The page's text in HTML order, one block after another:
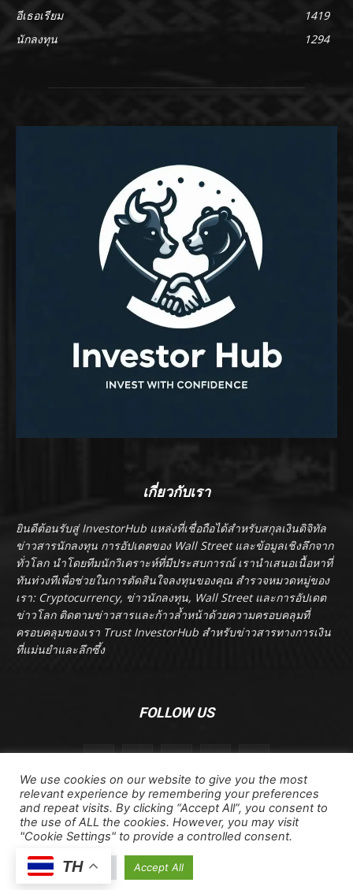
อีเธอเรียม
1419
นักลงทุน
1294
เกี่ยวกับเรา
ยินดีต้อนรับสู่ InvestorHub แหล่งที่เชื่อถือได้สำหรับสกุลเงินดิจิทัล
ข่าวสารนักลงทุน การอัปเดตของ Wall Street และข้อมูลเชิงลึกจาก
ทั่วโลก นำโดยทีมนักวิเคราะห์ที่มีประสบการณ์ เรานำเสนอเนื้อหาที่
ทันท่วงทีเพื่อช่วยในการตัดสินใจลงทุนของคุณ สำรวจหมวดหมู่ของ
เรา: Cryptocurrency, ข่าวนักลงทุน, Wall Street และการอัปเดต
ข่าวโลก ติดตามข่าวสารและก้าวล้ำหน้าด้วยความครอบคลุมที่
ครอบคลุมของเรา Trust InvestorHub สำหรับข่าวสารทางการเงิน
ที่แม่นยำและลึกซึ้ง
FOLLOW US
ลิขสิทธิ์ © ลิขสิทธิ์ 2024 investorhub.click สงวนลิขสิทธิ์
ข้อตกลงและเงื่อนไข ข้อสงวนสิทธิ์
นโยบายความเป็นส่วนตัว
เกี่ยวกับเรา
We use cookies on our website to give you the most
relevant experience by remembering your preferences
and repeat visits. By clicking “Accept All”, you consent to
the use of ALL the cookies. However, you may visit
"Cookie Settings" to provide a controlled consent.
Cookie Settings Accept All
TH